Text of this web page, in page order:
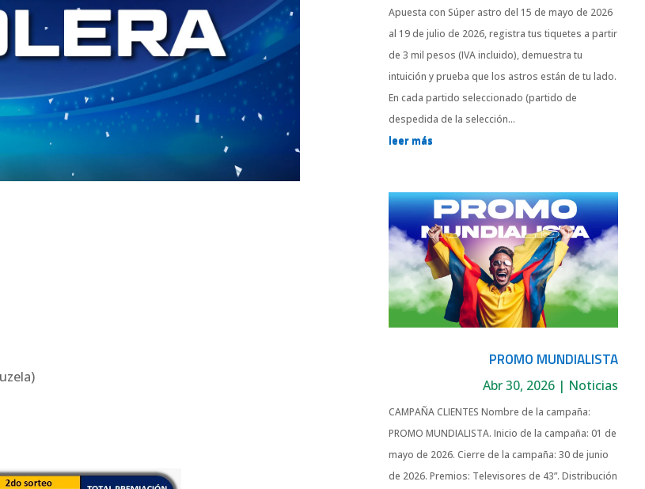
Apuesta con Súper astro del 15 de mayo de 2026
al 19 de julio de 2026, registra tus tiquetes a partir
de 3 mil pesos (IVA incluido), demuestra tu
intuición y prueba que los astros están de tu lado.
En cada partido seleccionado (partido de
despedida de la selección...
leer más
PROMO MUNDIALISTA
Abr 30, 2026 | Noticias
CAMPAÑA CLIENTES Nombre de la campaña:
PROMO MUNDIALISTA. Inicio de la campaña: 01 de
mayo de 2026. Cierre de la campaña: 30 de junio
de 2026. Premios: Televisores de 43”. Distribución